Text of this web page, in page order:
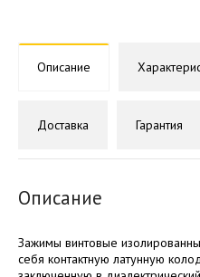
Описание
Доставка Гарантия
Описание
Зажимы винтовые
себя контактную латунную